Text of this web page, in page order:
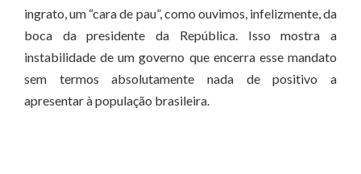
ingrato, um “cara de pau”, como ouvimos, infelizmente, da
boca da presidente da República. Isso mostra a
instabilidade de um governo que encerra esse mandato
sem termos absolutamente nada de positivo a
apresentar à população brasileira.